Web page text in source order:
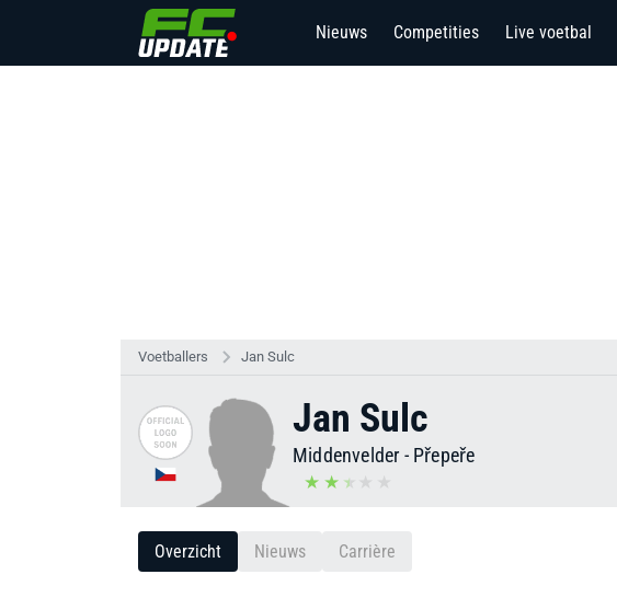
Nieuws Competities Live voetbal
Voetballers Jan Sulc
Jan Sulc
Middenvelder - Přepeře
Overzicht Nieuws Carrière